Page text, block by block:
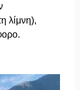
λίμνη),